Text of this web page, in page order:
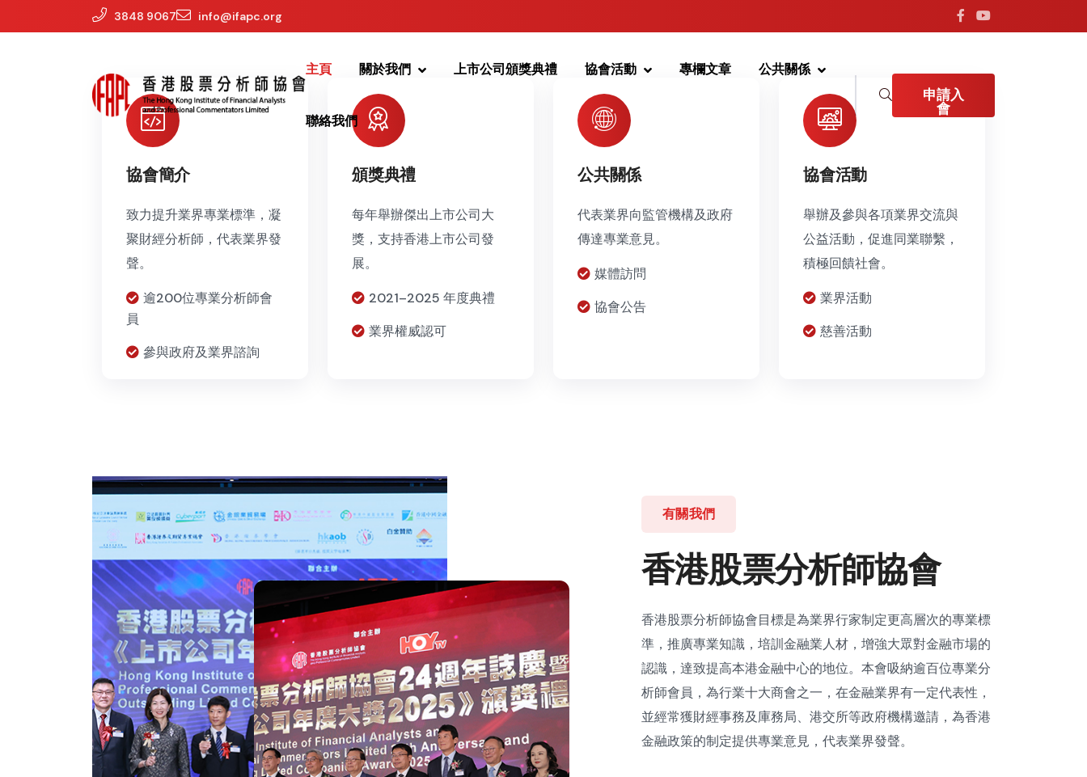
3848 9067 info@ifapc.org
主頁 關於我們 上市公司頒獎典禮 協會活動 專欄文章 公共關係
聯絡我們
申請入
會
協會簡介
致力提升業界專業標準，凝
聚財經分析師，代表業界發
聲。
逾200位專業分析師會
員
參與政府及業界諮詢
頒獎典禮
每年舉辦傑出上市公司大
獎，支持香港上市公司發
展。
2021–2025 年度典禮
業界權威認可
公共關係
代表業界向監管機構及政府
傳達專業意見。
媒體訪問
協會公告
協會活動
舉辦及參與各項業界交流與
公益活動，促進同業聯繫，
積極回饋社會。
業界活動
慈善活動
有關我們
香港股票分析師協會
香港股票分析師協會目標是為業界行家制定更高層次的專業標
準，推廣專業知識，培訓金融業人材，增強大眾對金融市場的
認識，達致提高本港金融中心的地位。本會吸納逾百位專業分
析師會員，為行業十大商會之一，在金融業界有一定代表性，
並經常獲財經事務及庫務局、港交所等政府機構邀請，為香港
金融政策的制定提供專業意見，代表業界發聲。